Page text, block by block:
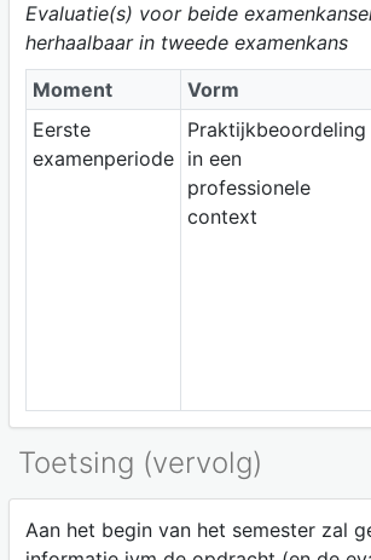
Evaluatie(s) voor beide
herhaalbaar in tweede examenkans
Moment
Vorm
Eerste
examenperiode
Praktijkbeoordeling
in een
professionele
context
Toetsing (vervolg)
Aan het begin van het semester zal